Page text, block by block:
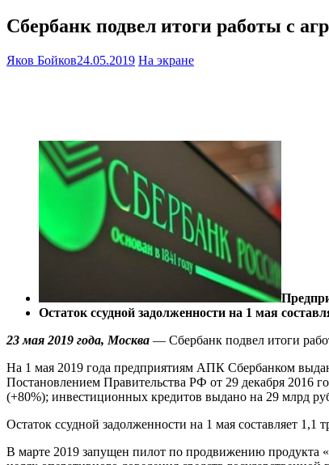
Сбербанк подвел итоги работы с
Яков Бойков24.05.2019 На экране
Остаток ссудной задолженности на 1 мая
23 мая 2019 года, Москва — Сбербанк подвел итоги
На 1 мая 2019 года предприятиям АПК Сбербанком
Постановлением Правительства РФ от 29 декабря 2016
(+80%); инвестиционных кредитов выдано на 29 млрд
Остаток ссудной задолженности на 1 мая составляет 1,1
В марте 2019 запущен пилот по продвижению продукта